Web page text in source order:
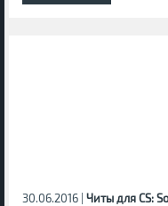
30.06.2016 | Читы для CS: